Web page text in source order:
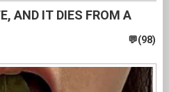
AND IT DIES FROM A